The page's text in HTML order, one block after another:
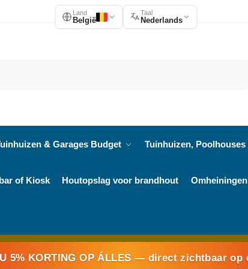
& Garages Budget Tuinhuizen, Poolhouses
of Kiosk Houtopslag voor brandhout
5% KORTING OP ÁLLES — direct zichtbaar op
Land
België
Taal
Nederlands